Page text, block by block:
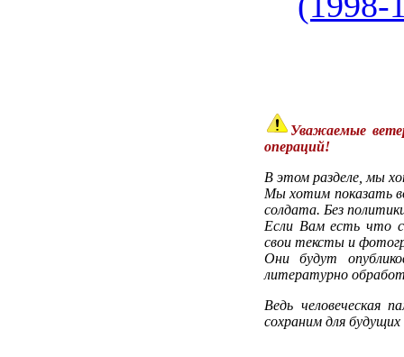
Уважаемые
операций!
В этом разделе, мы
Мы хотим показать
солдата. Без
Если Вам есть что
свои тексты и
Они будут
литературно
Ведь человеческая
сохраним для